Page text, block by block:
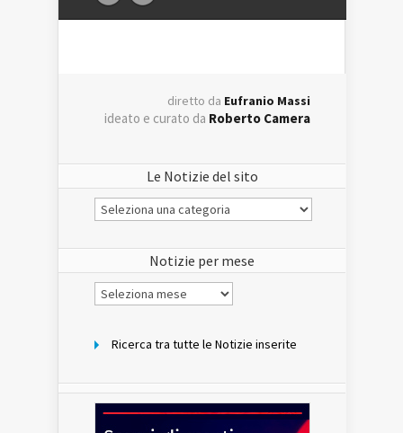
diretto da Eufranio Massi
ideato e curato da Roberto Camera
Le Notizie del sito
Le
Notizie
Notizie per mese
Notizie
per
Ricerca tra tutte le Notizie inserite